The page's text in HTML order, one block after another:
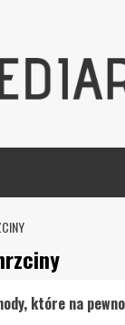
które na